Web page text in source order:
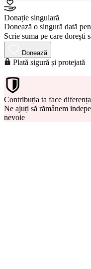
Donație singulară
Donează o singură dată
Scrie suma pe care dorești
Donează
Plată sigură și protejată
Contribuția ta face diferența
Ne ajuți să rămânem
nevoie